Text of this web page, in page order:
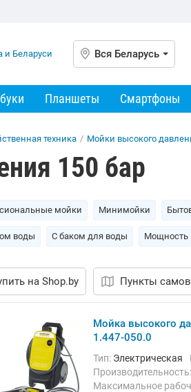
Вся Беларусь
Планшеты Смартфоны
техника / Мойки высокого
150 бар
мойки Минимойки
воды С баком для воды Мощность
на Shop.by Пункты
Мойка высокого
1.447-050.0
Тип: Электрическая
Производительность:
Максимальное